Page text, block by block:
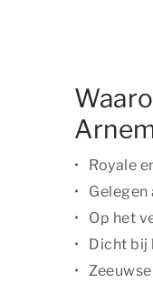
Royale
Gelegen
Op het
Dicht bij